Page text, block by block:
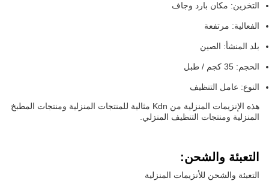
التخزين: مكان بارد وجاف
الفعالية: مرتفعة
بلد المنشأ: الصين
الحجم: 35 كجم / طبل
النوع: عامل التنظيف
هذه الإنزيمات المنزلية من Kdn مثالية للمنتجات المنزلية ومنتجات المطبخ
المنزلية ومنتجات التنظيف المنزلي.
التعبئة والشحن:
التعبئة والشحن للأنزيمات المنزلية